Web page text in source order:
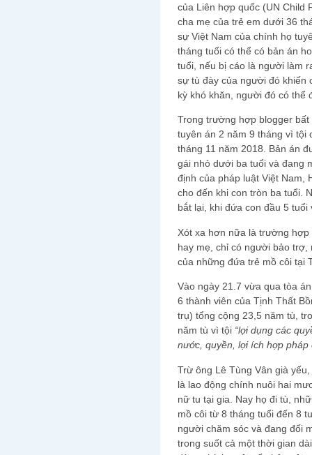
của Liên hợp quốc (UN Child
cha mẹ của trẻ em dưới 36
sự Việt Nam của chính họ
tháng tuổi có thể có bản án
tuổi, nếu bị cáo là người làm
sự tù đày của người đó khiến
kỳ khó khăn, người đó có thể
Trong trường hợp blogger bất
tuyên án 2 năm 9 tháng vì tội
tháng 11 năm 2018. Bản án
gái nhỏ dưới ba tuổi và đang
định của pháp luật Việt Nam,
cho đến khi con tròn ba tuổi.
bắt lại, khi đứa con đầu 5
Xót xa hơn nữa là trường
hay mẹ, chỉ có người bảo
của những đứa trẻ mồ côi tại
Vào ngày 21.7 vừa qua tòa
6 thành viên của Tịnh Thất
trụ) tổng cộng 23,5 năm tù,
năm tù vì tội “lợi dụng các
nước, quyền, lợi ích hợp pháp
Trừ ông Lê Tùng Vân già
là lao động chính nuôi hai
nữ tu tại gia. Nay họ đi tù,
mồ côi từ 8 tháng tuổi đến 8
người chăm sóc và đang đối
trong suốt cả một thời gian